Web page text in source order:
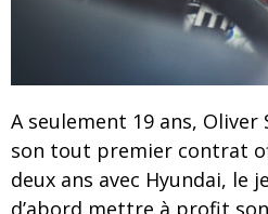
A seulement 19 ans,
son tout premier contrat
deux ans avec Hyundai, le